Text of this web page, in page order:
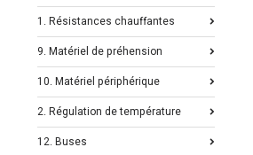
1. Résistances chauffantes
9. Matériel de préhension
10. Matériel périphérique
2. Régulation de température
12. Buses